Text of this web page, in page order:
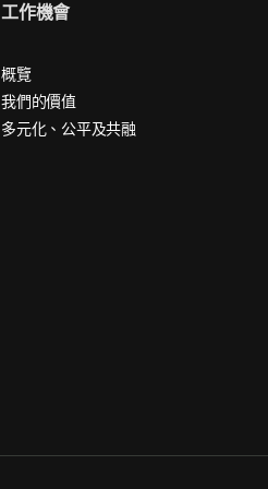
工作機會
概覽
我們的價值
多元化、公平及共融